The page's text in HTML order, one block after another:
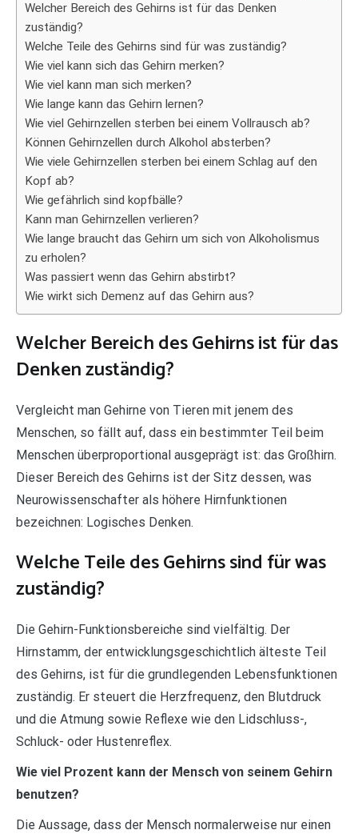
Welcher Bereich des Gehirns ist für das Denken
zuständig?
Welche Teile des Gehirns sind für was zuständig?
Wie viel kann sich das Gehirn merken?
Wie viel kann man sich merken?
Wie lange kann das Gehirn lernen?
Wie viel Gehirnzellen sterben bei einem Vollrausch ab?
Können Gehirnzellen durch Alkohol absterben?
Wie viele Gehirnzellen sterben bei einem Schlag auf den
Kopf ab?
Wie gefährlich sind kopfbälle?
Kann man Gehirnzellen verlieren?
Wie lange braucht das Gehirn um sich von Alkoholismus
zu erholen?
Was passiert wenn das Gehirn abstirbt?
Wie wirkt sich Demenz auf das Gehirn aus?
Welcher Bereich des Gehirns ist für das
Denken zuständig?
Vergleicht man Gehirne von Tieren mit jenem des
Menschen, so fällt auf, dass ein bestimmter Teil beim
Menschen überproportional ausgeprägt ist: das Großhirn.
Dieser Bereich des Gehirns ist der Sitz dessen, was
Neurowissenschafter als höhere Hirnfunktionen
bezeichnen: Logisches Denken.
Welche Teile des Gehirns sind für was
zuständig?
Die Gehirn-Funktionsbereiche sind vielfältig. Der
Hirnstamm, der entwicklungsgeschichtlich älteste Teil
des Gehirns, ist für die grundlegenden Lebensfunktionen
zuständig. Er steuert die Herzfrequenz, den Blutdruck
und die Atmung sowie Reflexe wie den Lidschluss-,
Schluck- oder Hustenreflex.
Wie viel Prozent kann der Mensch von seinem Gehirn
benutzen?
Die Aussage, dass der Mensch normalerweise nur einen